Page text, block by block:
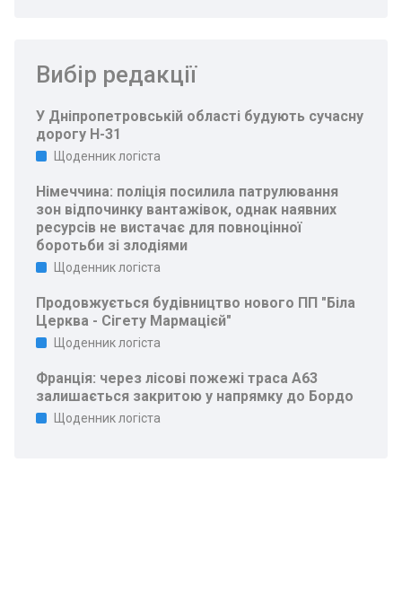
Вибір редакції
У Дніпропетровській області будують сучасну
дорогу Н-31
Щоденник логіста
Німеччина: поліція посилила патрулювання
зон відпочинку вантажівок, однак наявних
ресурсів не вистачає для повноцінної
боротьби зі злодіями
Щоденник логіста
Продовжується будівництво нового ПП "Біла
Церква - Сігету Мармацієй"
Щоденник логіста
Франція: через лісові пожежі траса A63
залишається закритою у напрямку до Бордо
Щоденник логіста